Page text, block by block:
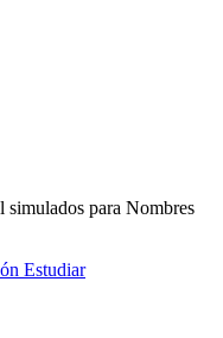
para Nombres
Estudiar